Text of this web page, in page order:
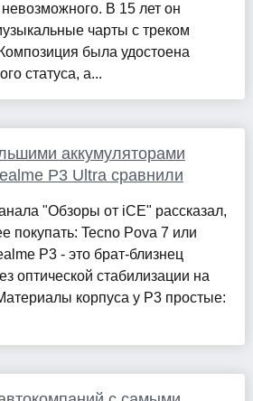
невозможного. В 15 лет он
чарты с треком
была удостоена
статуса, а...
аккумуляторами
P3 Ultra сравнили
"Обзоры от iCE" рассказал,
покупать: Tecno Pova 7 или
P3 - это брат-близнец
оптической стабилизации на
корпуса у P3 простые: